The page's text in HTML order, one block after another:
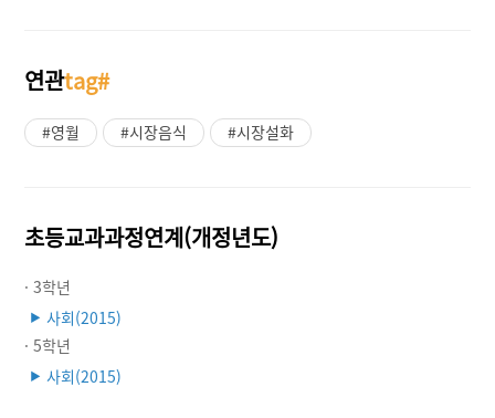
연관tag#
#영월 #시장음식 #시장설화
초등교과과정연계(개정년도)
· 3학년
▶ 사회(2015)
· 5학년
▶ 사회(2015)